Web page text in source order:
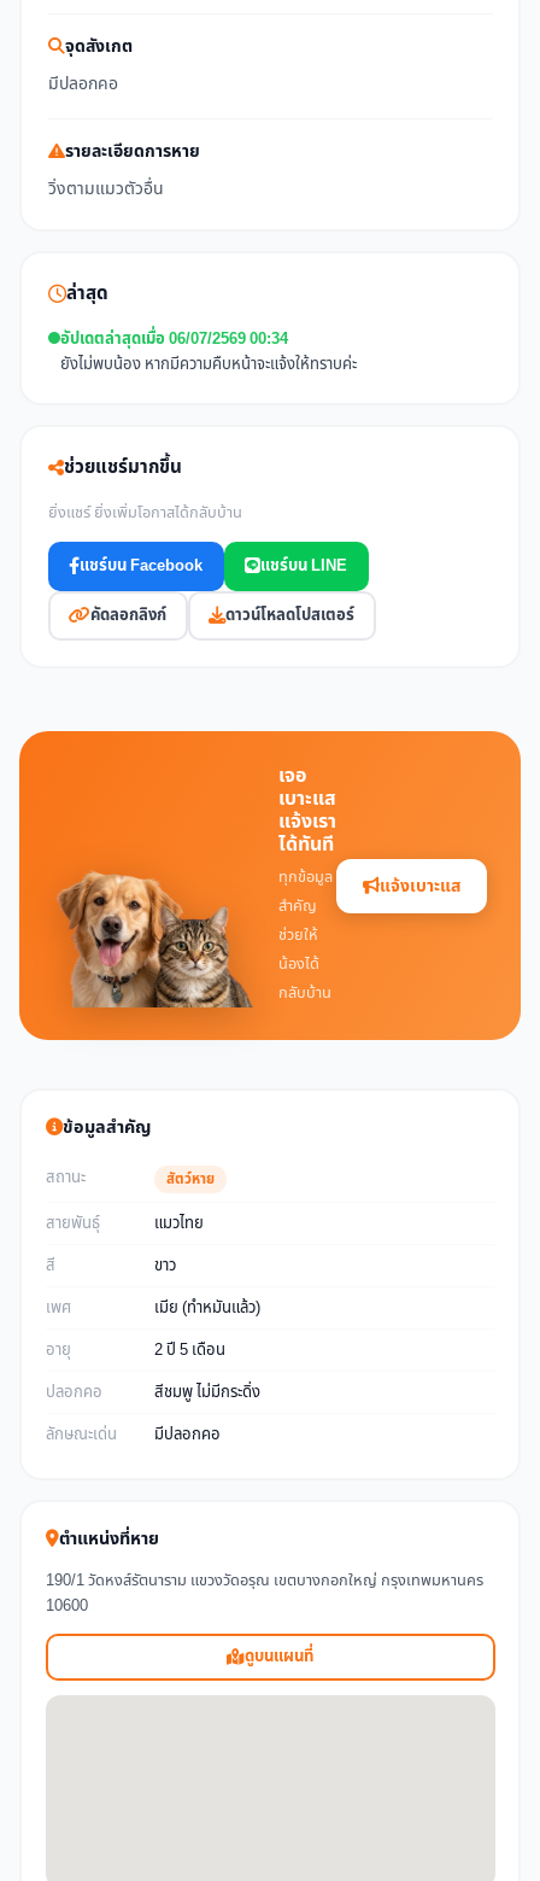
จุดสังเกต
มีปลอกคอ
รายละเอียดการหาย
วิ่งตามแมวตัวอื่น
ล่าสุด
อัปเดตล่าสุดเมื่อ 06/07/2569 00:34
ยังไม่พบน้อง หากมีความคืบหน้าจะแจ้งให้ทราบค่ะ
ช่วยแชร์มากขึ้น
ยิ่งแชร์ ยิ่งเพิ่มโอกาสได้กลับบ้าน
แชร์บน Facebook แชร์บน LINE
คัดลอกลิงก์ ดาวน์โหลดโปสเตอร์
เจอ
เบาะแส
แจ้งเรา
ได้ทันที
ทุกข้อมูล
สำคัญ
ช่วยให้
น้องได้
กลับบ้าน
แจ้งเบาะแส
ข้อมูลสำคัญ
สถานะ สัตว์หาย
สายพันธุ์
แมวไทย
สี
ขาว
เพศ
เมีย (ทำหมันแล้ว)
อายุ
2 ปี 5 เดือน
ปลอกคอ
สีชมพู ไม่มีกระดิ่ง
ลักษณะเด่น
มีปลอกคอ
ตำแหน่งที่หาย
190/1 วัดหงส์รัตนาราม แขวงวัดอรุณ เขตบางกอกใหญ่ กรุงเทพมหานคร
10600
ดูบนแผนที่